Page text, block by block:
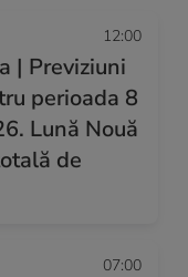
12:00
| Previziuni
perioada 8
Lună Nouă
de
07:00